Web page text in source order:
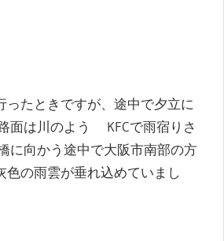
たときですが、途中で夕立に
は川のよう KFCで雨宿りさ
向かう途中で大阪市南部の方
色の雨雲が垂れ込めていまし